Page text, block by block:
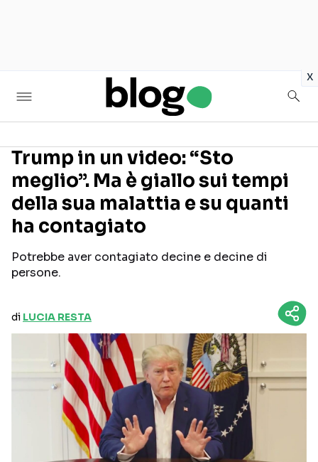
x
Seguici sui social
Trump in un video: “Sto
meglio”. Ma è giallo sui tempi
della sua malattia e su quanti
ha contagiato
Potrebbe aver contagiato decine e decine di
persone.
di LUCIA RESTA